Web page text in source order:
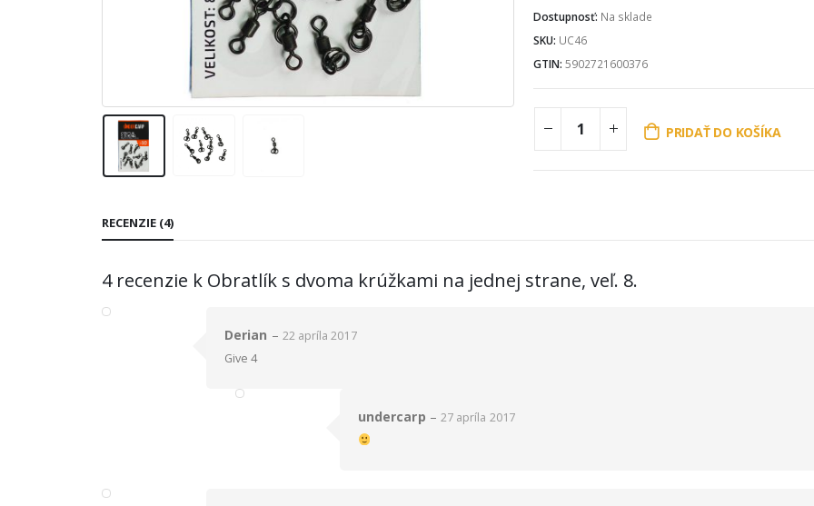
Dostupnosť: Na sklade
SKU: UC46
GTIN: 5902721600376
PRIDAŤ DO KOŠÍKA
RECENZIE (4)
4 recenzie k Obratlík s dvoma krúžkami na jednej strane, veľ. 8.
Derian – 22 apríla 2017
Give 4
undercarp – 27 apríla 2017